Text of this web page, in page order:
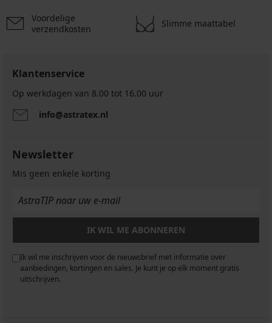
Voordelige
verzendkosten
Slimme maattabel
Klantenservice
Op werkdagen van 8.00 tot 16.00 uur
info@astratex.nl
Newsletter
Mis geen enkele korting
IK WIL ME ABONNEREN
Ik wil me inschrijven voor de nieuwsbrief met informatie over
aanbiedingen, kortingen en sales. Je kunt je op elk moment gratis
uitschrijven.